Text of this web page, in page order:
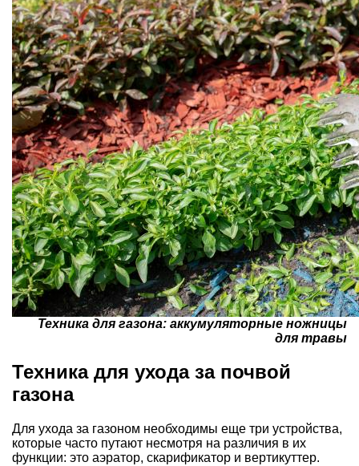
Техника для газона: аккумуляторные ножницы
для травы
Техника для ухода за почвой
газона
Для ухода за газоном необходимы еще три устройства,
которые часто путают несмотря на различия в их
функции: это аэратор, скарификатор и вертикуттер.